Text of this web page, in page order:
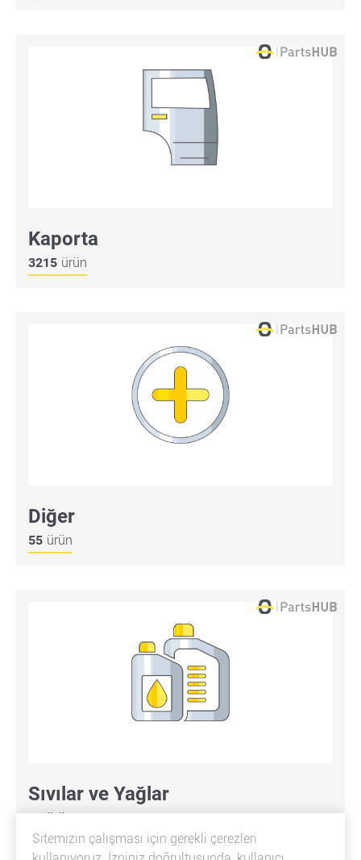
Kaporta
3215 ürün
Diğer
55 ürün
Sıvılar ve Yağlar
47 ürün
Sitemizin çalışması için gerekli çerezleri